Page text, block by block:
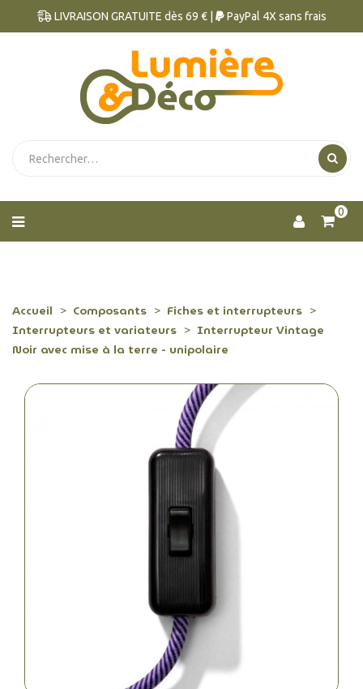
LIVRAISON GRATUITE dès 69 € | PayPal 4X sans frais
0
Accueil Composants
Fiches et interrupteurs
Interrupteurs et variateurs
Interrupteur Vintage
Noir avec mise à la terre - unipolaire